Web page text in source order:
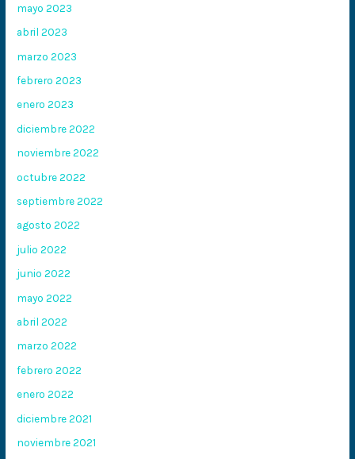
mayo 2023
abril 2023
marzo 2023
febrero 2023
enero 2023
diciembre 2022
noviembre 2022
octubre 2022
septiembre 2022
agosto 2022
julio 2022
junio 2022
mayo 2022
abril 2022
marzo 2022
febrero 2022
enero 2022
diciembre 2021
noviembre 2021